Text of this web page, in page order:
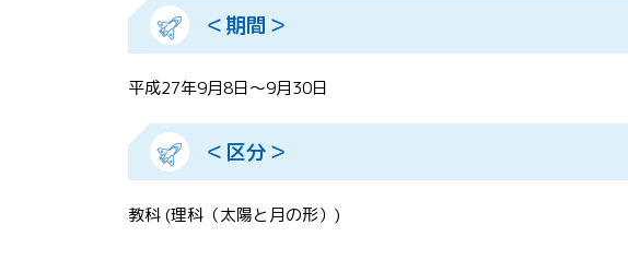
＜期間＞
平成27年9月8日～9月30日
＜区分＞
教科 (理科（太陽と月の形）)